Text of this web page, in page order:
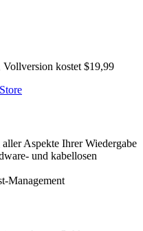
kostet $19,99
Aspekte Ihrer Wiedergabe
und kabellosen
Management